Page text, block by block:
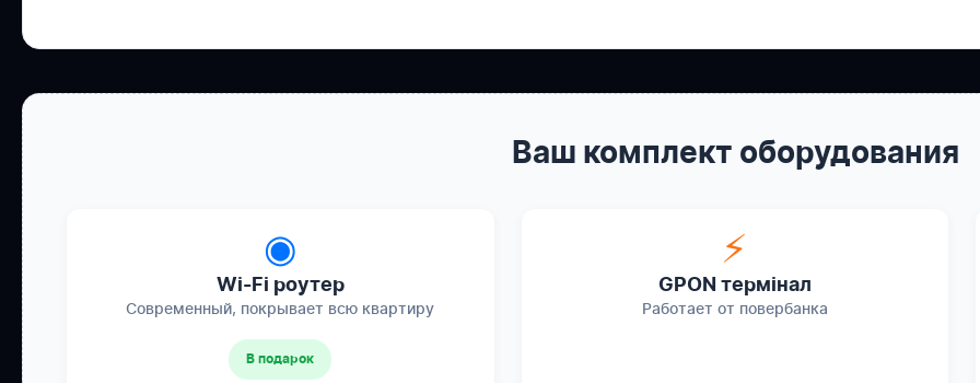
Ваш комплект оборудования
◉
Wi-Fi роутер
Современный, покрывает всю квартиру
В подарок
⚡
GPON термінал
Работает от повербанка